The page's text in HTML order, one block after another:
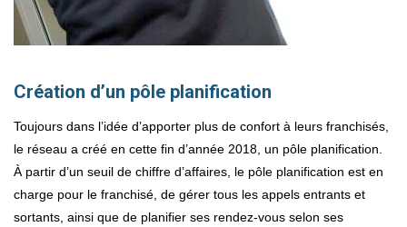
Création d’un pôle planification
Toujours dans l’idée d’apporter plus de confort à leurs franchisés,
le réseau a créé en cette fin d’année 2018, un pôle planification.
À partir d’un seuil de chiffre d’affaires, le pôle planification est en
charge pour le franchisé, de gérer tous les appels entrants et
sortants, ainsi que de planifier ses rendez-vous selon ses